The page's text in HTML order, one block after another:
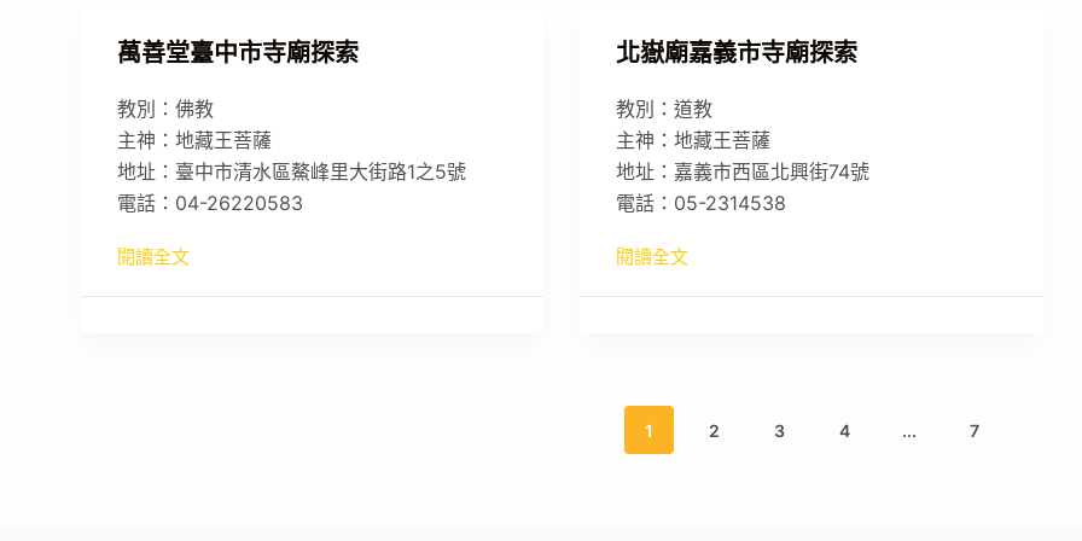
萬善堂臺中市寺廟探索
教別：佛教
主神：地藏王菩薩
地址：臺中市清水區鰲峰里大街路1之5號
電話：04-26220583
閱讀全文
北嶽廟嘉義市寺廟探索
教別：道教
主神：地藏王菩薩
地址：嘉義市西區北興街74號
電話：05-2314538
閱讀全文
1 2 3 4 ... 7